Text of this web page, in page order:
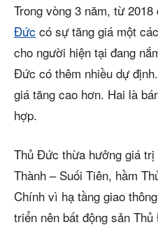
Trong vòng 3 năm, từ 2018
Đức có sự tăng giá một
cho người hiện tại đang
Đức có thêm nhiều dự
giá tăng cao hơn. Hai là
hợp.
Thủ Đức thừa hưởng giá
Thành – Suối Tiên, hầm
Chính vì hạ tầng giao
triển nên bất động sản